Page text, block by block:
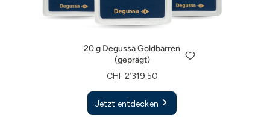
CHF 125.0020 g Degussa Goldbarren
(geprägt)
CHF 2’319.50
Jetzt entdecken
CHF 582.00
Jetzt entdecken